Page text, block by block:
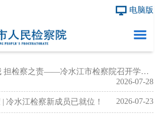
电脑版
以青春之我 担检察之责——冷水江市检察院召开学习贯彻第十六次全国检察工作会议精神青年座谈会
2026-07-28
| 冷水江检察新成员已就位！ 2026-07-23